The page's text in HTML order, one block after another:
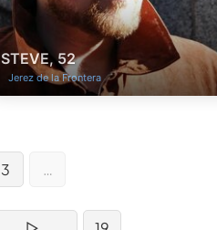
STEVE, 52
Jerez de la Frontera
3 …